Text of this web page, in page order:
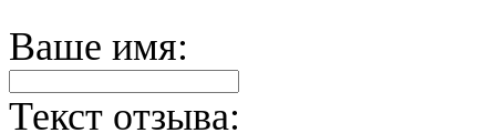
Ваше имя:
Текст отзыва: